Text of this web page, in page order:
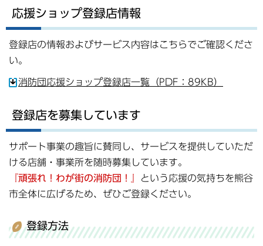
応援ショップ登録店情報
登録店の情報およびサービス内容はこちらでご確認くださ
い。
消防団応援ショップ登録店一覧（PDF：89KB）
登録店を募集しています
サポート事業の趣旨に賛同し、サービスを提供していただ
ける店舗・事業所を随時募集しています。
『頑張れ！わが街の消防団！』
という応援の気持ちを熊谷
市全体に広げるため、ぜひご登録ください。
登録方法